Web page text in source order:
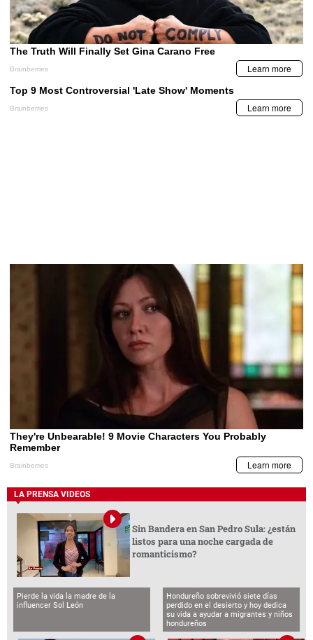
LA PRENSA VIDEOS
Sin Bandera en San Pedro Sula: ¿están
listos para una noche cargada de
romanticismo?
Pierde la vida la madre de la
influencer Sol León
Hondureño sobrevivió siete días
perdido en el desierto y hoy dedica
su vida a ayudar a migrantes y niños
hondureños